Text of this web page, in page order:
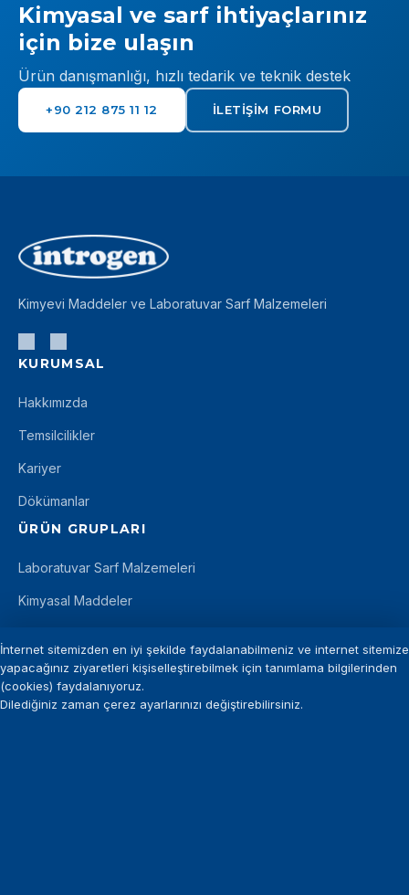
Kimyasal ve sarf ihtiyaçlarınız
için bize ulaşın
Ürün danışmanlığı, hızlı tedarik ve teknik destek
+90 212 875 11 12 İLETIŞIM FORMU
Kimyevi Maddeler ve Laboratuvar Sarf Malzemeleri
KURUMSAL
Hakkımızda
Temsilcilikler
Kariyer
Dökümanlar
ÜRÜN GRUPLARI
Laboratuvar Sarf Malzemeleri
Kimyasal Maddeler
İLETIŞIM
+90 212 875 11 12
İnternet sitemizden en iyi şekilde faydalanabilmeniz ve internet sitemize
yapacağınız ziyaretleri kişiselleştirebilmek için tanımlama bilgilerinden
(cookies) faydalanıyoruz.
Dilediğiniz zaman çerez ayarlarınızı değiştirebilirsiniz.